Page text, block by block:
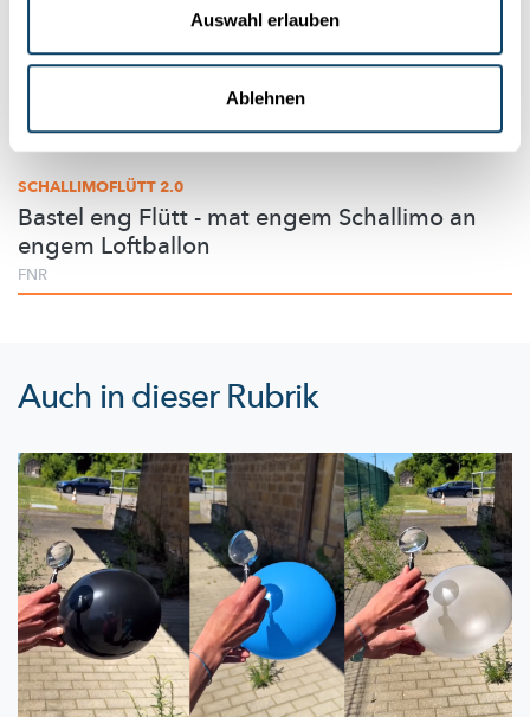
Auswahl erlauben
Ablehnen
Experimentieren
SCHALLIMOFLÜTT 2.0
Bastel eng Flütt - mat engem Schallimo an
engem Loftballon
FNR
Auch in dieser Rubrik